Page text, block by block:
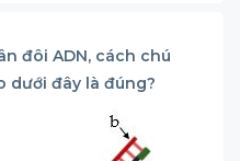
đôi ADN, cách chú
dưới đây là đúng?